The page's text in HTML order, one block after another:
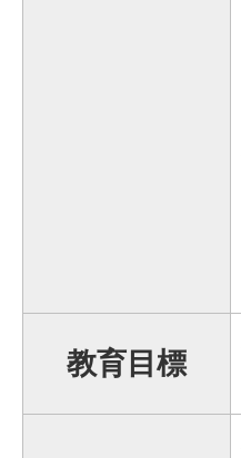
教育目標